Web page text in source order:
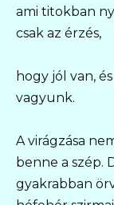
ami titokban
csak az érzés,
hogy jól van,
vagyunk.
A virágzása
benne a szép.
gyakrabban